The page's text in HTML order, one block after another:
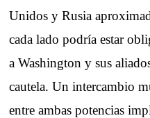
Unidos y Rusia
cada lado podría estar
a Washington y sus
cautela. Un intercambio
entre ambas potencias